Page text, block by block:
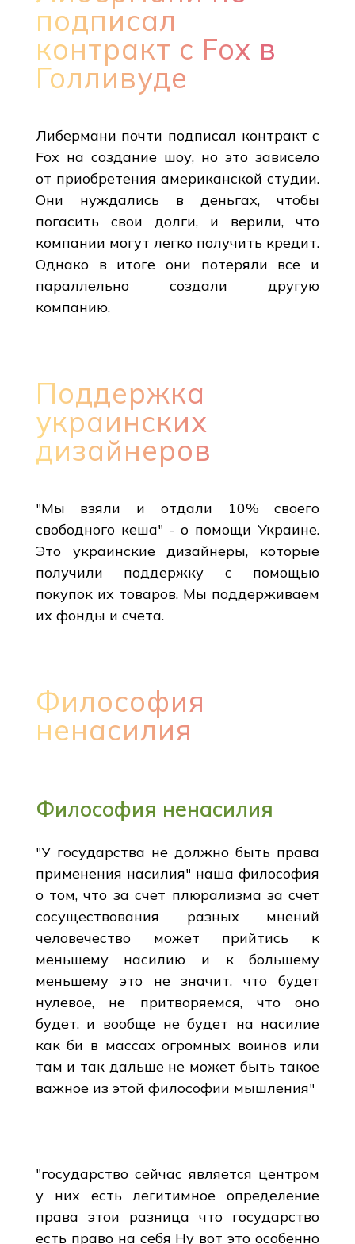
подписал
контракт с Fox в
Голливуде
Либермани почти подписал контракт с
Fox на создание шоу, но это зависело
от приобретения американской студии.
Они нуждались в деньгах, чтобы
погасить свои долги, и верили, что
компании могут легко получить кредит.
Однако в итоге они потеряли все и
параллельно создали другую
компанию.
Поддержка
украинских
дизайнеров
"Мы взяли и отдали 10% своего
свободного кеша" - о помощи Украине.
Это украинские дизайнеры, которые
получили поддержку с помощью
покупок их товаров. Мы поддерживаем
их фонды и счета.
Философия
ненасилия
Философия ненасилия
"У государства не должно быть права
применения насилия" наша философия
о том, что за счет плюрализма за счет
сосуществования разных мнений
человечество может прийтись к
меньшему насилию и к большему
меньшему это не значит, что будет
нулевое, не притворяемся, что оно
будет, и вообще не будет на насилие
как би в массах огромных воинов или
там и так дальше не может быть такое
важное из этой философии мышления"
"государство сейчас является центром
у них есть легитимное определение
права этои разница что государство
есть право на себя Ну вот это особенно